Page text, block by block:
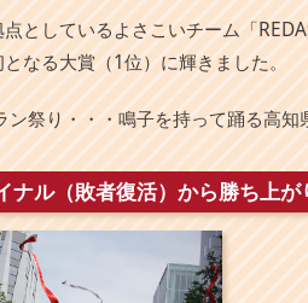
としているよさこいチーム「
なる大賞（1位）に輝きました。
祭り・・・鳴子を持って踊る高
ナル（敗者復活）から勝ち上が